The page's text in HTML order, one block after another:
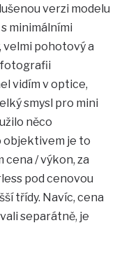
verzi modelu
minimálními
velmi pohotový a
fotografii
vidím v optice,
smysl pro mini
něco
objektivem je to
/ výkon, za
pod cenovou
třídy. Navíc, cena
separátně, je